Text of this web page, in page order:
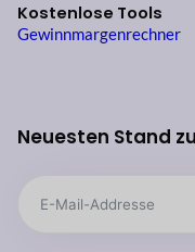
Kostenlose Tools
Gewinnmargenrechner
Neuesten Stand